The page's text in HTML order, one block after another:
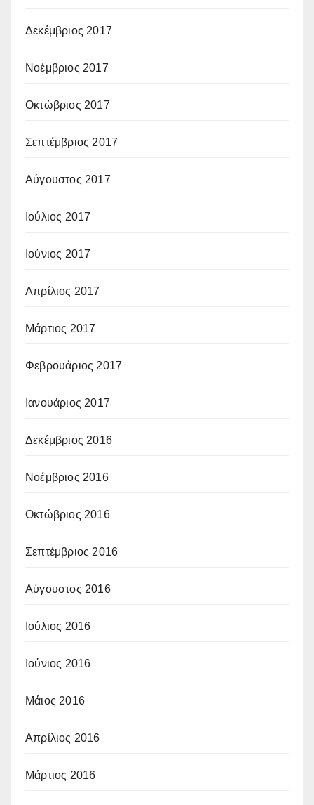
Δεκέμβριος 2017
Νοέμβριος 2017
Οκτώβριος 2017
Σεπτέμβριος 2017
Αύγουστος 2017
Ιούλιος 2017
Ιούνιος 2017
Απρίλιος 2017
Μάρτιος 2017
Φεβρουάριος 2017
Ιανουάριος 2017
Δεκέμβριος 2016
Νοέμβριος 2016
Οκτώβριος 2016
Σεπτέμβριος 2016
Αύγουστος 2016
Ιούλιος 2016
Ιούνιος 2016
Μάιος 2016
Απρίλιος 2016
Μάρτιος 2016